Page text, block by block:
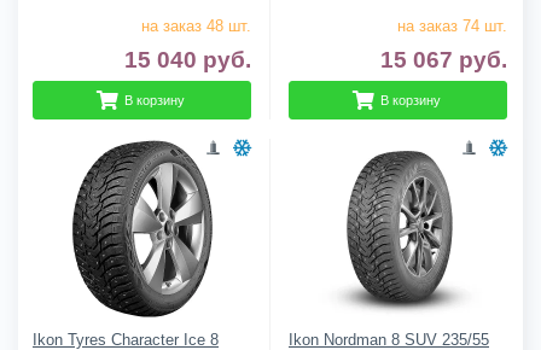
на заказ 48 шт.
15 040 руб.
В корзину
на заказ 74 шт.
15 067 руб.
В корзину
Ikon Tyres Character Ice 8
Ikon Nordman 8 SUV 235/55